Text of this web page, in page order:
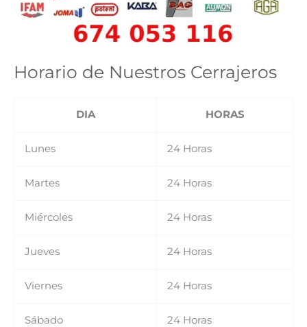
Horario de Nuestros Cerrajeros
DIA HORAS
Lunes 24 Horas
Martes 24 Horas
Miércoles 24 Horas
Jueves 24 Horas
Viernes 24 Horas
Sábado 24 Horas